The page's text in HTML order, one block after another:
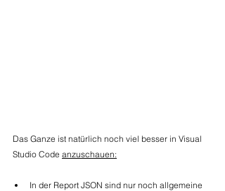
Das Ganze ist natürlich noch viel besser in Visual
Studio Code anzuschauen:
In der Report JSON sind nur noch allgemeine